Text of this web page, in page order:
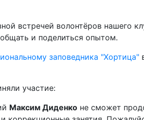
встречей волонтёров нашего
и поделиться опытом.
заповедника "Хортица"
участие:
Максим Диденко не сможет